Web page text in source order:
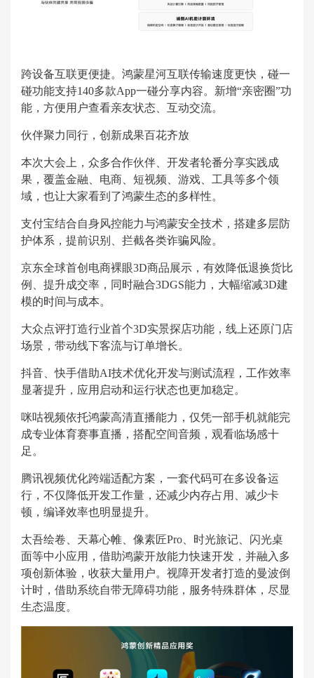
跨设备互联更便捷。鸿蒙星河互联传输速度更快，碰一
碰功能支持140多款App一碰分享内容。新增“亲密圈”功
能，方便用户查看亲友状态、互动交流。
伙伴聚力同行，创新成果百花齐放
本次大会上，众多合作伙伴、开发者轮番分享实践成
果，覆盖金融、电商、短视频、游戏、工具等多个领
域，也让大家看到了鸿蒙生态的多样性。
支付宝结合自身风控能力与鸿蒙安全技术，搭建多层防
护体系，提前识别、拦截各类诈骗风险。
京东全球首创电商裸眼3D商品展示，有效降低退换货比
例、提升成交率，同时融合3DGS能力，大幅缩减3D建
模的时间与成本。
大众点评打造行业首个3D实景探店功能，线上还原门店
场景，带动线下客流与订单增长。
抖音、快手借助AI技术优化开发与测试流程，工作效率
显著提升，应用启动和运行状态也更加稳定。
咪咕视频依托鸿蒙高清直播能力，仅凭一部手机就能完
成专业体育赛事直播，搭配空间音频，观看临场感十
足。
腾讯视频优化跨端适配方案，一套代码可在多设备运
行，不仅降低开发工作量，还减少内存占用、减少卡
顿，编译效率也明显提升。
太吾绘卷、天幕心帷、像素匠Pro、时光旅记、闪光桌
面等中小应用，借助鸿蒙开放能力快速开发，并融入多
项创新体验，收获大量用户。视障开发者打造的曼波倒
计时，借助系统自带无障碍功能，服务特殊群体，尽显
生态温度。